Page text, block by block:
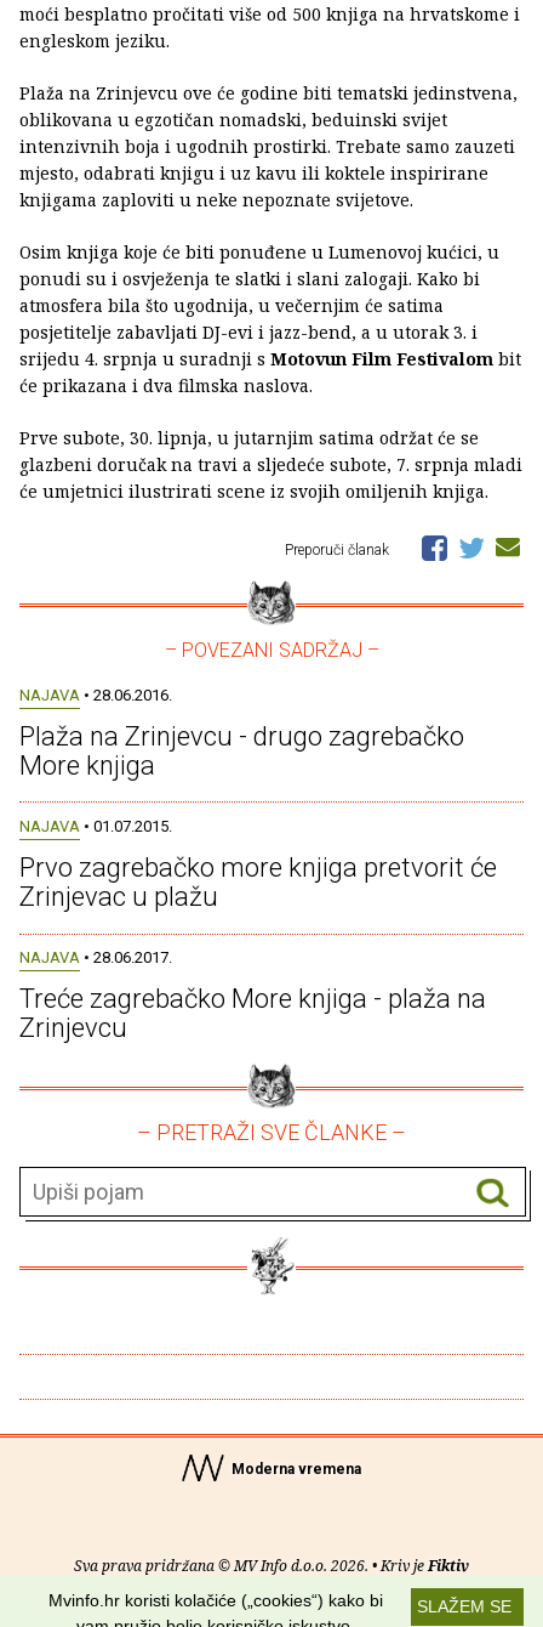
moći besplatno pročitati više od 500 knjiga na hrvatskome i
engleskom jeziku.
Plaža na Zrinjevcu ove će godine biti tematski jedinstvena,
oblikovana u egzotičan nomadski, beduinski svijet
intenzivnih boja i ugodnih prostirki. Trebate samo zauzeti
mjesto, odabrati knjigu i uz kavu ili koktele inspirirane
knjigama zaploviti u neke nepoznate svijetove.
Osim knjiga koje će biti ponuđene u Lumenovoj kućici, u
ponudi su i osvježenja te slatki i slani zalogaji. Kako bi
atmosfera bila što ugodnija, u večernjim će satima
posjetitelje zabavljati DJ-evi i jazz-bend, a u utorak 3. i
srijedu 4. srpnja u suradnji s Motovun Film Festivalom bit
će prikazana i dva filmska naslova.
Prve subote, 30. lipnja, u jutarnjim satima održat će se
glazbeni doručak na travi a sljedeće subote, 7. srpnja mladi
će umjetnici ilustrirati scene iz svojih omiljenih knjiga.
Preporuči članak
– POVEZANI SADRŽAJ –
NAJAVA • 28.06.2016.
Plaža na Zrinjevcu - drugo zagrebačko
More knjiga
NAJAVA • 01.07.2015.
Prvo zagrebačko more knjiga pretvorit će
Zrinjevac u plažu
NAJAVA • 28.06.2017.
Treće zagrebačko More knjiga - plaža na
Zrinjevcu
– PRETRAŽI SVE ČLANKE –
Moderna vremena
Sva prava pridržana © MV Info d.o.o. 2026. • Kriv jeFiktiv
O nama• Pomoć• Uvjeti korištenja•RSS kanaliSLAŽEM SE
Mvinfo.hr koristi kolačiće („cookies“) kako bi